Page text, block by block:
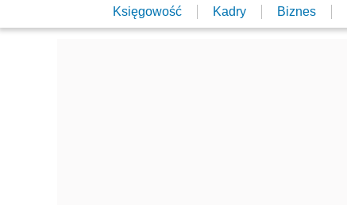
Księgowość Kadry Biznes